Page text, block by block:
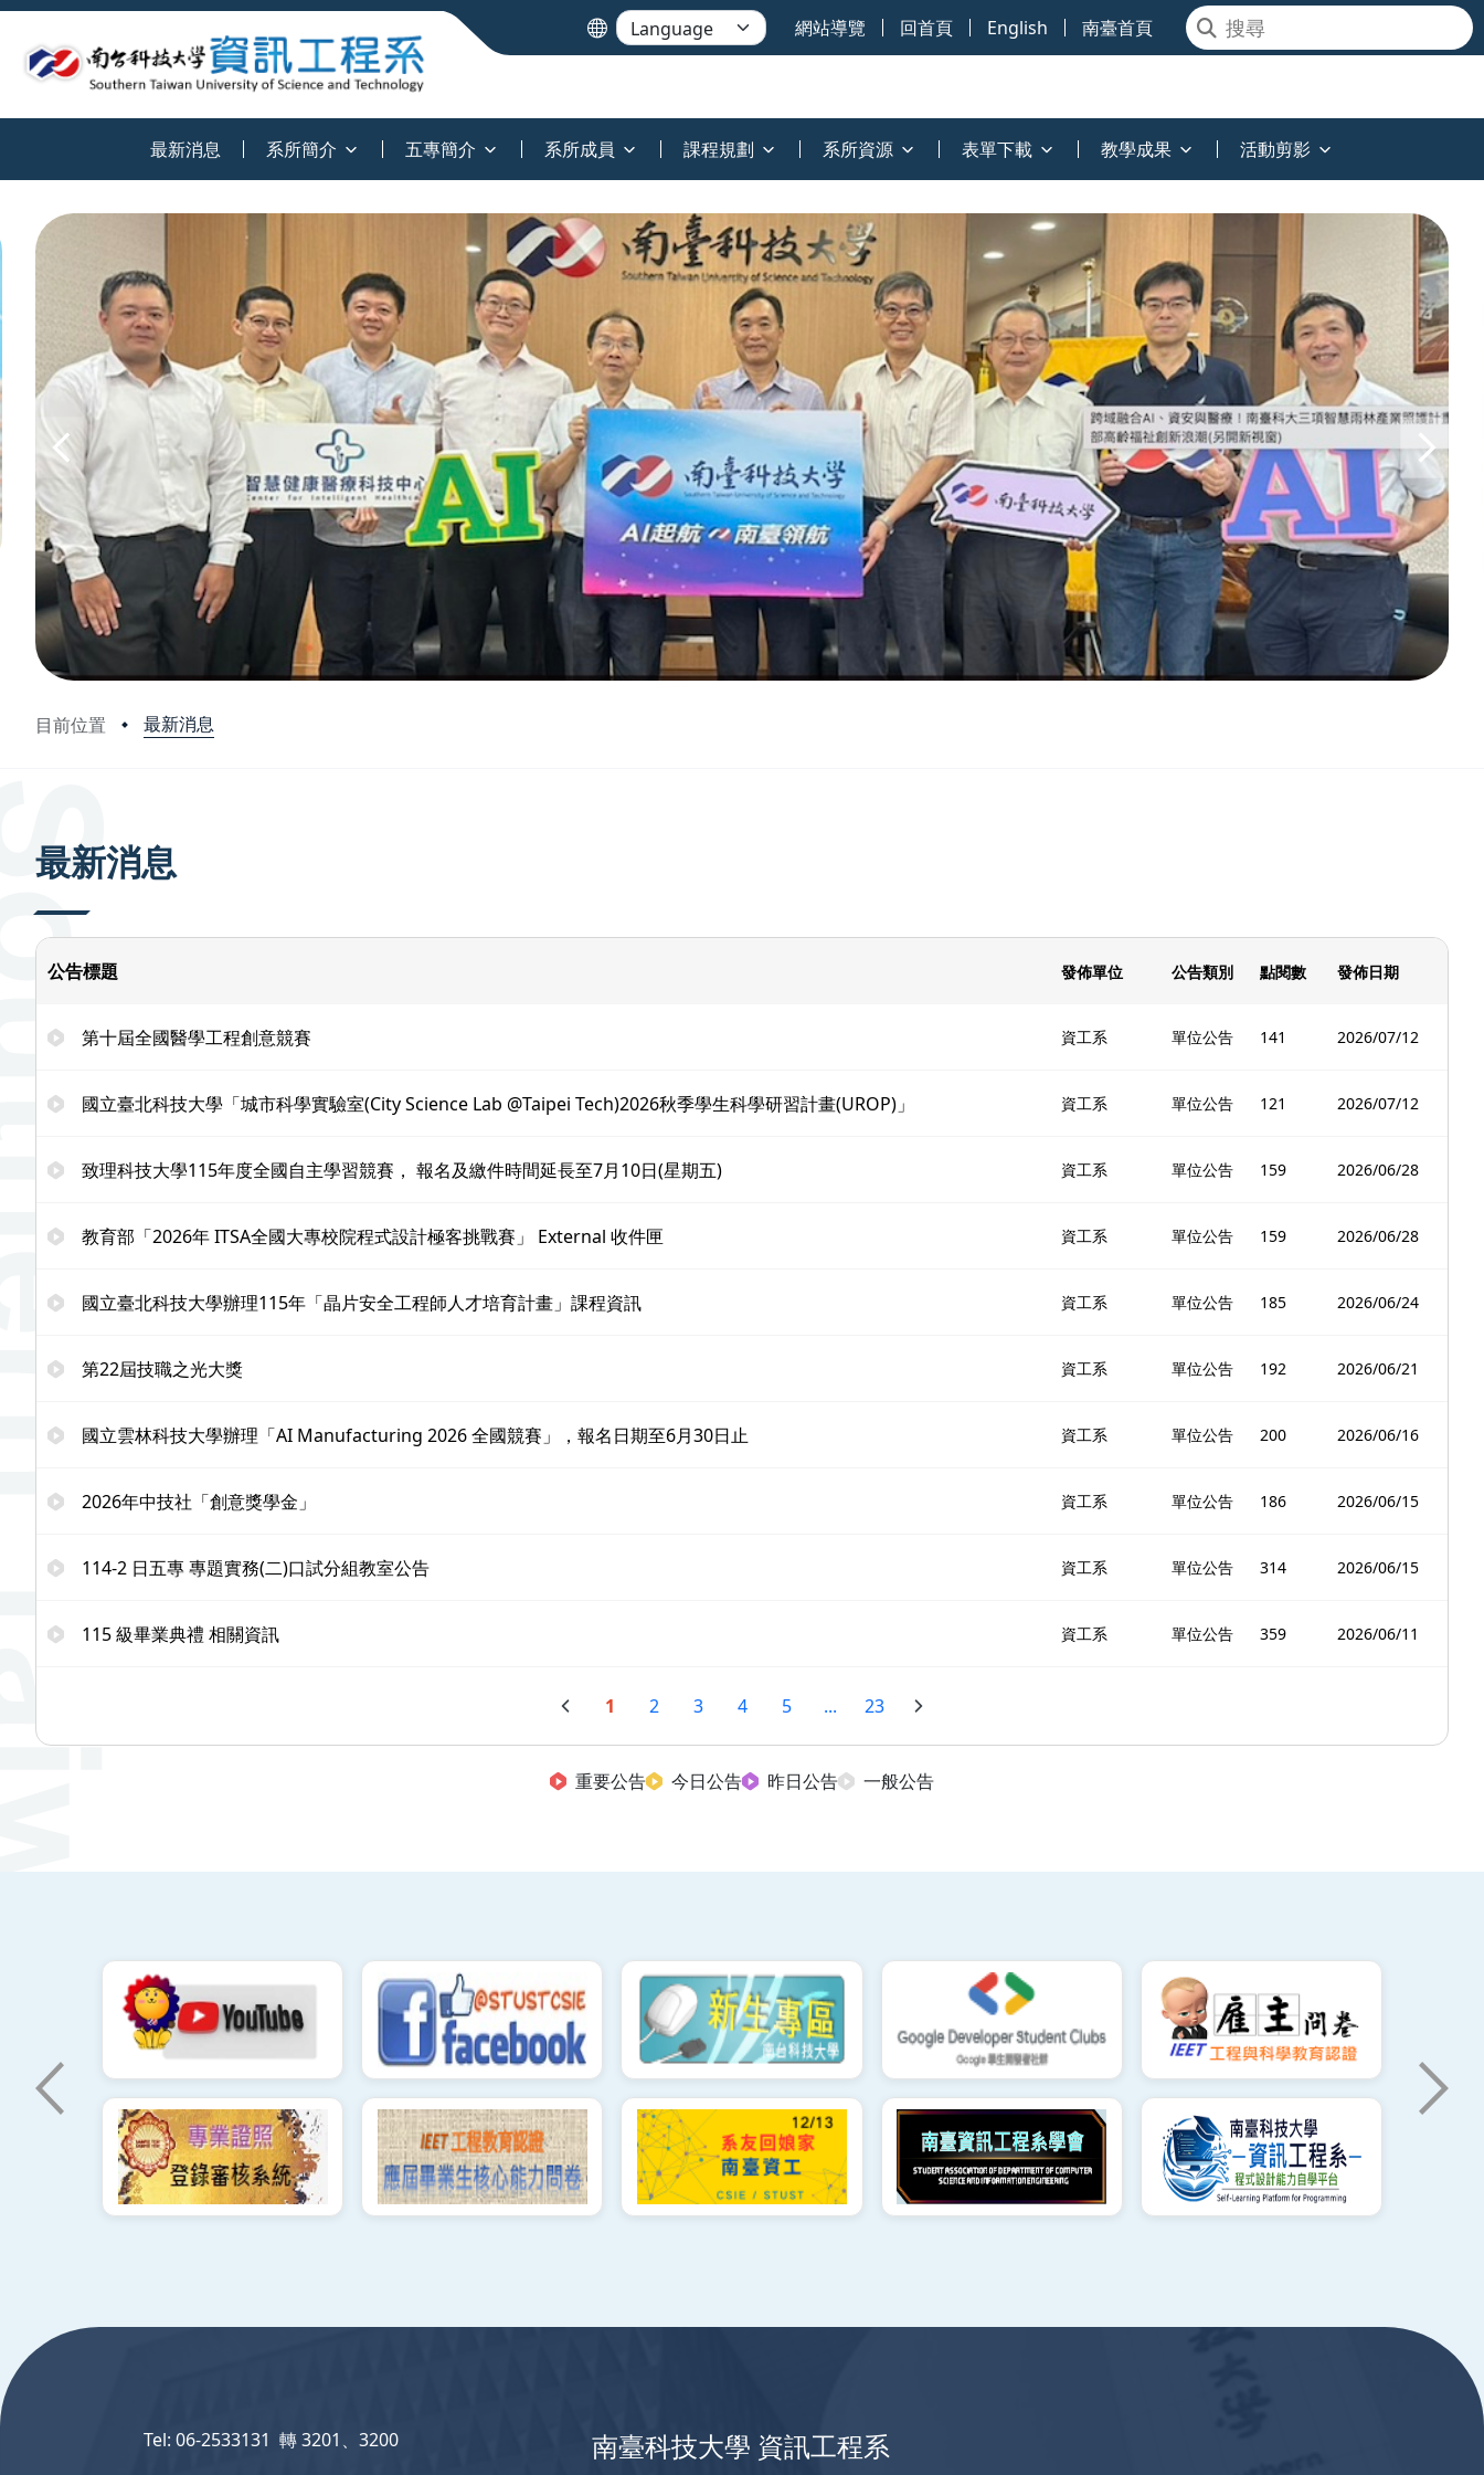
網站導覽 回首頁 English 南臺首頁
最新消息 系所簡介 五專簡介 系所成員 課程規劃 系所資源 表單下載 教學成果 活動剪影
目前位置 最新消息
最新消息
公告標題 發佈單位 公告類別 點閱數 發佈日期
第十屆全國醫學工程創意競賽 資工系 單位公告 141 2026/07/12
國立臺北科技大學「城市科學實驗室(City Science Lab @Taipei Tech)2026秋季學生科學研習計畫(UROP)」 資工系 單位公告 121 2026/07/12
致理科技大學115年度全國自主學習競賽， 報名及繳件時間延長至7月10日(星期五) 資工系 單位公告 159 2026/06/28
教育部「2026年 ITSA全國大專校院程式設計極客挑戰賽」 External 收件匣 資工系 單位公告 159 2026/06/28
國立臺北科技大學辦理115年「晶片安全工程師人才培育計畫」課程資訊 資工系 單位公告 185 2026/06/24
第22屆技職之光大獎 資工系 單位公告 192 2026/06/21
國立雲林科技大學辦理「AI Manufacturing 2026 全國競賽」，報名日期至6月30日止 資工系 單位公告 200 2026/06/16
2026年中技社「創意獎學金」 資工系 單位公告 186 2026/06/15
114-2 日五專 專題實務(二)口試分組教室公告 資工系 單位公告 314 2026/06/15
115 級畢業典禮 相關資訊 資工系 單位公告 359 2026/06/11
1 2 3 4 5 ... 23
重要公告 今日公告 昨日公告 一般公告
南臺科技大學 資訊工程系
Tel: 06-2533131 轉 3201、3200